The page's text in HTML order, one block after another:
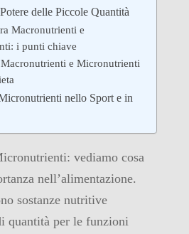
delle Piccole Quantità
Macronutrienti e
i punti chiave
e Micronutrienti
nello Sport e in
vediamo cosa
nell’alimentazione.
sostanze nutritive
quantità per le funzioni